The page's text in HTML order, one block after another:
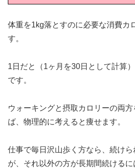
体重を1kg落とすのに必要な消費カ
す。
1日だと（1ヶ月を30日として計算
です。
ウォーキングと摂取カロリーの両
ば、物理的に考えると痩せます。
仕事で毎日沢山歩く方なら、続け
が、それ以外の方が長期間続けるに